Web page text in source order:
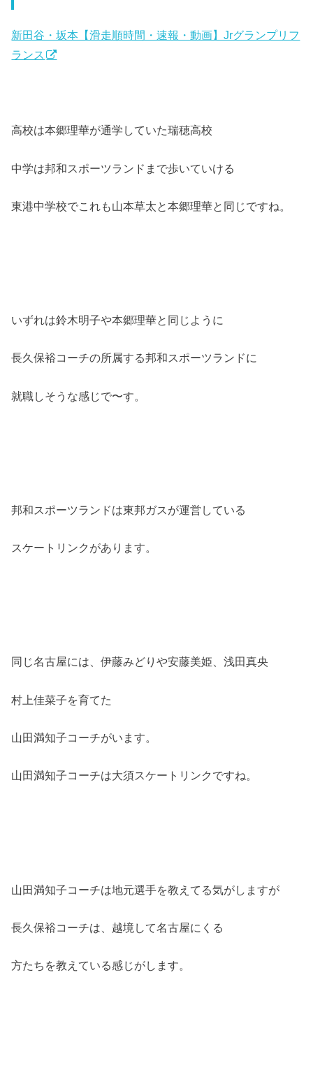
新田谷・坂本【滑走順時間・速報・動画】Jrグランプリフ
ランス
高校は本郷理華が通学していた瑞穂高校
中学は邦和スポーツランドまで歩いていける
東港中学校でこれも山本草太と本郷理華と同じですね。
いずれは鈴木明子や本郷理華と同じように
長久保裕コーチの所属する邦和スポーツランドに
就職しそうな感じで〜す。
邦和スポーツランドは東邦ガスが運営している
スケートリンクがあります。
同じ名古屋には、伊藤みどりや安藤美姫、浅田真央
村上佳菜子を育てた
山田満知子コーチがいます。
山田満知子コーチは大須スケートリンクですね。
山田満知子コーチは地元選手を教えてる気がしますが
長久保裕コーチは、越境して名古屋にくる
方たちを教えている感じがします。